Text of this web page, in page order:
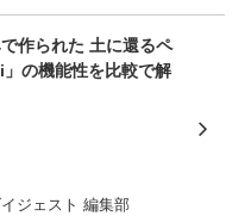
作られた 土に還るペ
の機能性を比較で解
ジェスト 編集部